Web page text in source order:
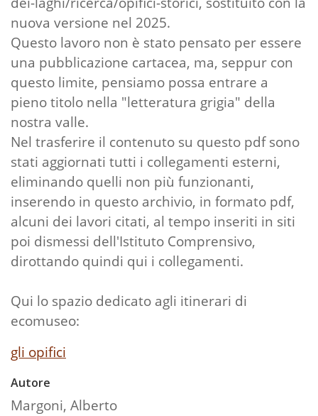
nuova versione nel 2025.
Questo lavoro non è stato pensato per essere
una pubblicazione cartacea, ma, seppur con
questo limite, pensiamo possa entrare a
pieno titolo nella "letteratura grigia" della
nostra valle.
Nel trasferire il contenuto su questo pdf sono
stati aggiornati tutti i collegamenti esterni,
eliminando quelli non più funzionanti,
inserendo in questo archivio, in formato pdf,
alcuni dei lavori citati, al tempo inseriti in siti
poi dismessi dell'Istituto Comprensivo,
dirottando quindi qui i collegamenti.
Qui lo spazio dedicato agli itinerari di
ecomuseo:
gli opifici
Autore
Margoni, Alberto